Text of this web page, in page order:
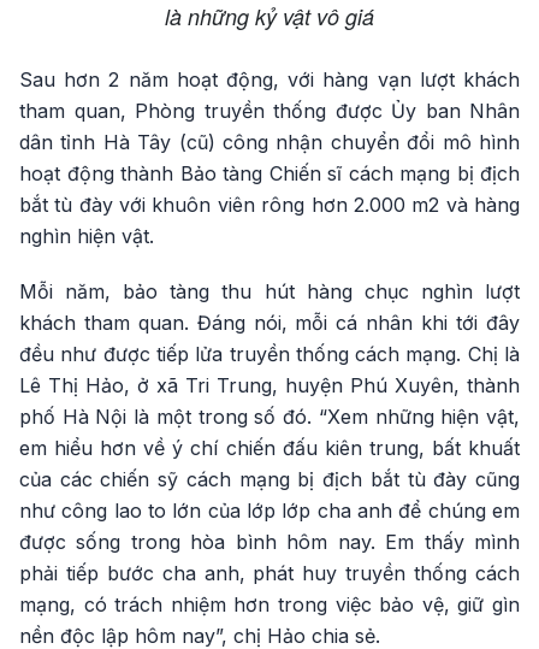
là những kỷ vật vô giá
Sau hơn 2 năm hoạt động, với hàng vạn lượt khách
tham quan, Phòng truyền thống được Ủy ban Nhân
dân tỉnh Hà Tây (cũ) công nhận chuyển đổi mô hình
hoạt động thành Bảo tàng Chiến sĩ cách mạng bị địch
bắt tù đày với khuôn viên rông hơn 2.000 m2 và hàng
nghìn hiện vật.
Mỗi năm, bảo tàng thu hút hàng chục nghìn lượt
khách tham quan. Đáng nói, mỗi cá nhân khi tới đây
đều như được tiếp lửa truyền thống cách mạng. Chị là
Lê Thị Hảo, ở xã Tri Trung, huyện Phú Xuyên, thành
phố Hà Nội là một trong số đó. “Xem những hiện vật,
em hiểu hơn về ý chí chiến đấu kiên trung, bất khuất
của các chiến sỹ cách mạng bị địch bắt tù đày cũng
như công lao to lớn của lớp lớp cha anh để chúng em
được sống trong hòa bình hôm nay. Em thấy mình
phải tiếp bước cha anh, phát huy truyền thống cách
mạng, có trách nhiệm hơn trong việc bảo vệ, giữ gìn
nền độc lập hôm nay”, chị Hảo chia sẻ.